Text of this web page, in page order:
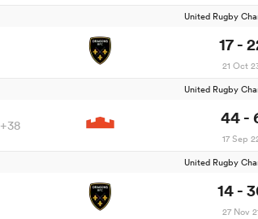
United Rugby
17 -
21 Oct
United Rugby
+38 44 -
17 Sep
United Rugby
14 -
27 Nov